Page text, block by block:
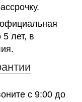
5 лет, в
с 9:00 до